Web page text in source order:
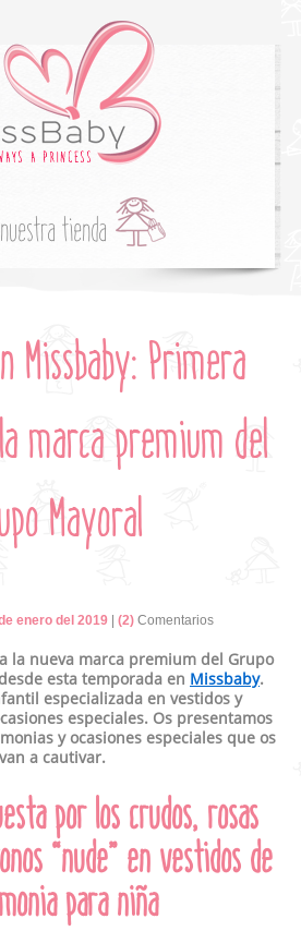
tienda
Missbaby: Primera
marca premium del
Mayoral
enero del 2019 (2) Comentarios
la nueva marca premium del Grupo
esta temporada en Missbaby.
especializada en vestidos y
especiales. Os presentamos
y ocasiones especiales que os
van a cautivar.
por los crudos, rosas
“nude” en vestidos de
para niña